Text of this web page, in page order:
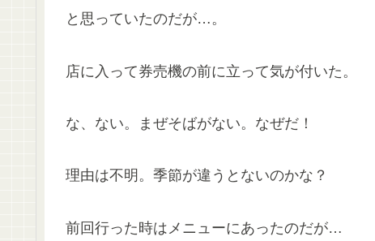
と思っていたのだが…。
店に入って券売機の前に立って気が付いた。
な、ない。まぜそばがない。なぜだ！
理由は不明。季節が違うとないのかな？
前回行った時はメニューにあったのだが…